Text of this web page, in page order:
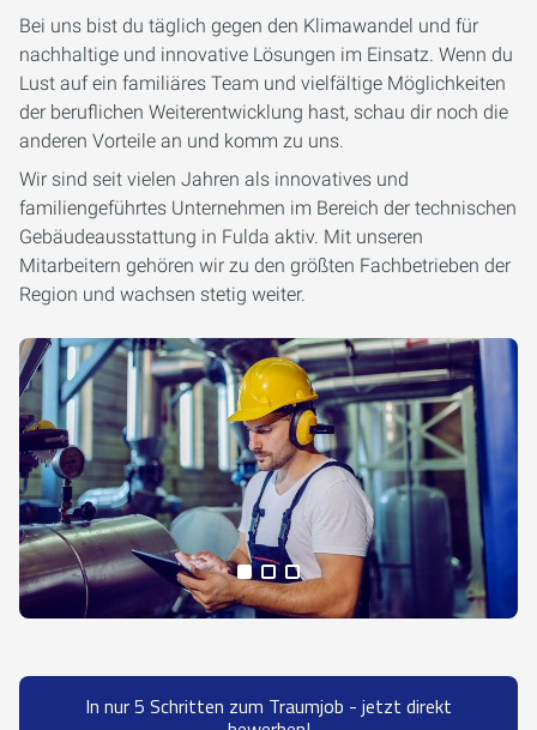
Bei uns bist du täglich gegen den Klimawandel und für
nachhaltige und innovative Lösungen im Einsatz. Wenn du
Lust auf ein familiäres Team und vielfältige Möglichkeiten
der beruflichen Weiterentwicklung hast, schau dir noch die
anderen Vorteile an und komm zu uns.
Wir sind seit vielen Jahren als innovatives und
familiengeführtes Unternehmen im Bereich der technischen
Gebäudeausstattung in Fulda aktiv. Mit unseren
Mitarbeitern gehören wir zu den größten Fachbetrieben der
Region und wachsen stetig weiter.
Alle Medien anzeigen
In nur 5 Schritten zum Traumjob - jetzt direkt